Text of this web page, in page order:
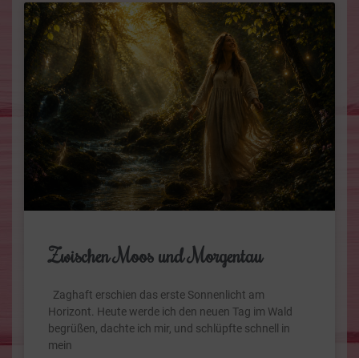
Zwischen Moos und Morgentau
Zaghaft erschien das erste Sonnenlicht am
Horizont. Heute werde ich den neuen Tag im Wald
begrüßen, dachte ich mir, und schlüpfte schnell in
mein